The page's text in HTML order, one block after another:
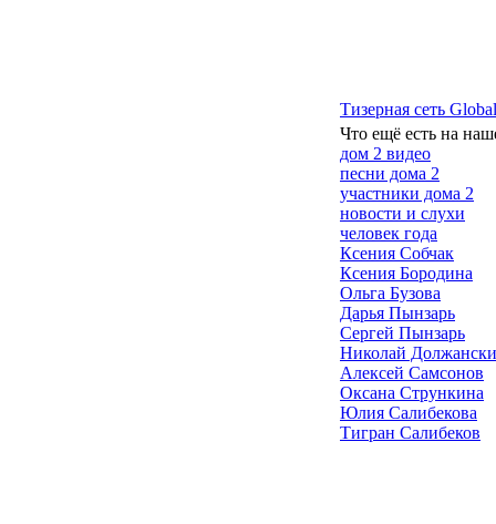
Тизерная сеть
Что ещё есть на
дом 2 видео
песни дома 2
участники дома 2
новости и слухи
человек года
Ксения Собчак
Ксения Бородина
Ольга Бузова
Дарья Пынзарь
Сергей Пынзарь
Николай
Алексей Самсонов
Оксана Стрункина
Юлия Салибекова
Тигран Салибеков